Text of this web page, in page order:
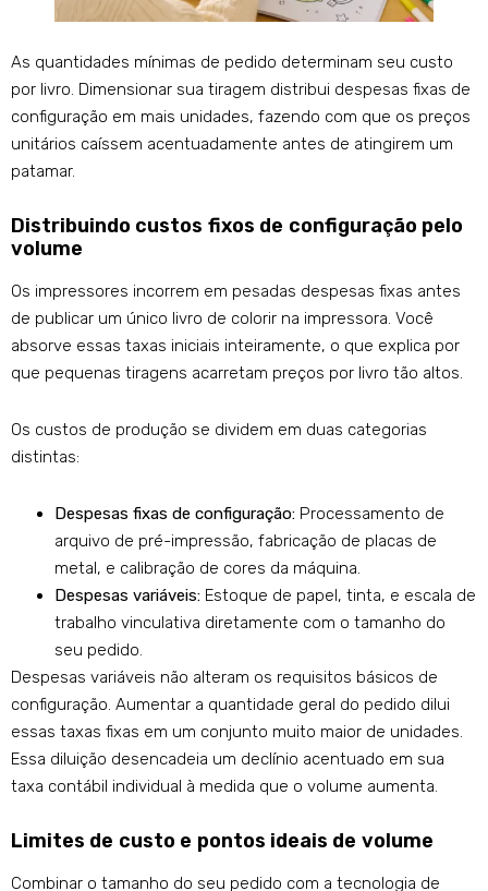
As quantidades mínimas de pedido determinam seu custo
por livro. Dimensionar sua tiragem distribui despesas fixas de
configuração em mais unidades, fazendo com que os preços
unitários caíssem acentuadamente antes de atingirem um
patamar.
Distribuindo custos fixos de configuração pelo
volume
Os impressores incorrem em pesadas despesas fixas antes
de publicar um único livro de colorir na impressora. Você
absorve essas taxas iniciais inteiramente, o que explica por
que pequenas tiragens acarretam preços por livro tão altos.
Os custos de produção se dividem em duas categorias
distintas:
Despesas fixas de configuração: Processamento de
arquivo de pré-impressão, fabricação de placas de
metal, e calibração de cores da máquina.
Despesas variáveis: Estoque de papel, tinta, e escala de
trabalho vinculativa diretamente com o tamanho do
seu pedido.
Despesas variáveis ​​não alteram os requisitos básicos de
configuração. Aumentar a quantidade geral do pedido dilui
essas taxas fixas em um conjunto muito maior de unidades.
Essa diluição desencadeia um declínio acentuado em sua
taxa contábil individual à medida que o volume aumenta.
Limites de custo e pontos ideais de volume
Combinar o tamanho do seu pedido com a tecnologia de